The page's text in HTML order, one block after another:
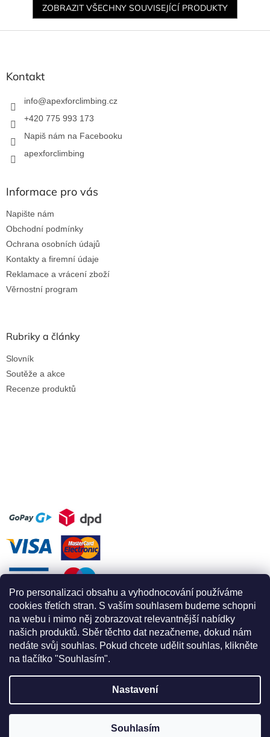
Pro personalizaci obsahu a vyhodnocování používáme
cookies třetích stran. S vaším souhlasem budeme schopni
na webu i mimo něj zobrazovat relevantnější nabídky
našich produktů. Sběr těchto dat nezačneme, dokud nám
nedáte svůj souhlas. Pokud chcete udělit souhlas, klikněte
na tlačítko "Souhlasím".
Nastavení
Souhlasím
ZOBRAZIT VŠECHNY SOUVISEJÍCÍ PRODUKTY
Z
Kontakt
info@apexforclimbing.cz
+420 775 993 173
Napiš nám na Facebooku
apexforclimbing
Informace pro vás
Napište nám
Obchodní podmínky
Ochrana osobních údajů
Kontakty a firemní údaje
Reklamace a vrácení zboží
Věrnostní program
Rubriky a články
Slovník
Soutěže a akce
Recenze produktů
Vytvořil Shoptet
Apex for climbing. Všechna práva vyhrazena.